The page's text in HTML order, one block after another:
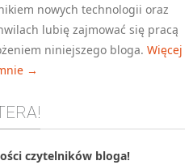
5
CSS 3
PHP
nowych technologii oraz
lubię zajmować się pracą
niniejszego bloga. Więcej
→
czytelników bloga!